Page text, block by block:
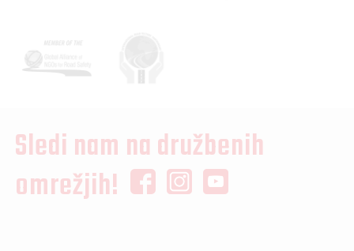
Sledi nam na družbenih
omrežjih!